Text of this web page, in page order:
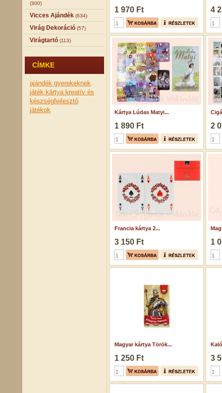
(300)
Vicces Ajándék (634)
Virág Dekoráció (57)
Virágtartó (113)
CÍMKE
ajándék gyerekeknek
játék kártya kreatív és
készségfejlesztő
játékok
1 970 Ft 4
Kártya Lúdas Matyi...
1 890 Ft 2
Francia kártya 2...
3 150 Ft 1
Magyar kártya Török...
1 250 Ft 3